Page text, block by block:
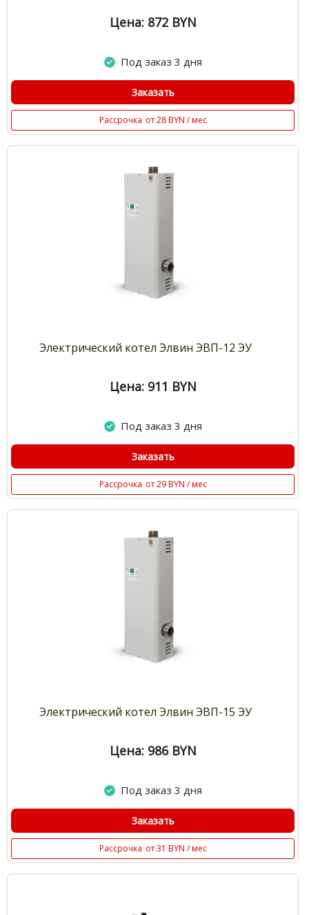
Цена: 872 BYN
Под заказ 3 дня
Заказать
Рассрочка от 28 BYN / мес
Электрический котел Элвин ЭВП-12 ЭУ
Цена: 911 BYN
Под заказ 3 дня
Заказать
Рассрочка от 29 BYN / мес
Электрический котел Элвин ЭВП-15 ЭУ
Цена: 986 BYN
Под заказ 3 дня
Заказать
Рассрочка от 31 BYN / мес